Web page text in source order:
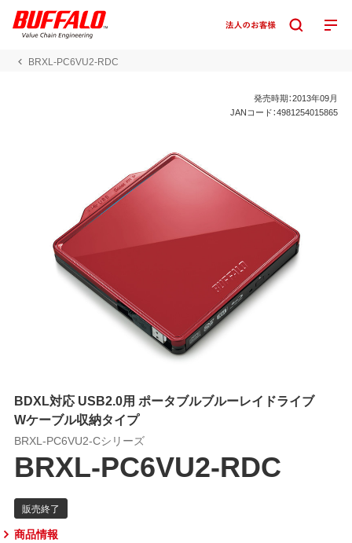
BRXL-PC6VU2-RDC
発売時期：2013年09月
JANコード：4981254015865
BDXL対応 USB2.0用 ポータブルブルーレイドライブ
Wケーブル収納タイプ
BRXL-PC6VU2-Cシリーズ
BRXL-PC6VU2-RDC
商品情報